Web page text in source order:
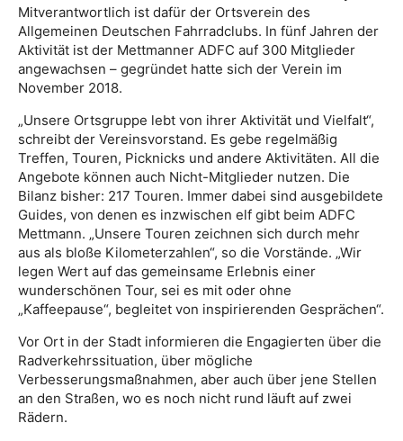
Mitverantwortlich ist dafür der Ortsverein des
Allgemeinen Deutschen Fahrradclubs. In fünf Jahren der
Aktivität ist der Mettmanner ADFC auf 300 Mitglieder
angewachsen – gegründet hatte sich der Verein im
November 2018.
„Unsere Ortsgruppe lebt von ihrer Aktivität und Vielfalt“,
schreibt der Vereinsvorstand. Es gebe regelmäßig
Treffen, Touren, Picknicks und andere Aktivitäten. All die
Angebote können auch Nicht-Mitglieder nutzen. Die
Bilanz bisher: 217 Touren. Immer dabei sind ausgebildete
Guides, von denen es inzwischen elf gibt beim ADFC
Mettmann. „Unsere Touren zeichnen sich durch mehr
aus als bloße Kilometerzahlen“, so die Vorstände. „Wir
legen Wert auf das gemeinsame Erlebnis einer
wunderschönen Tour, sei es mit oder ohne
„Kaffeepause“, begleitet von inspirierenden Gesprächen“.
Vor Ort in der Stadt informieren die Engagierten über die
Radverkehrssituation, über mögliche
Verbesserungsmaßnahmen, aber auch über jene Stellen
an den Straßen, wo es noch nicht rund läuft auf zwei
Rädern.